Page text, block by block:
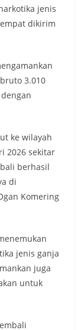
jenis
dikirim
3.010
ke wilayah
2026 sekitar
berhasil
di
Komering
jenis ganja
juga
untuk